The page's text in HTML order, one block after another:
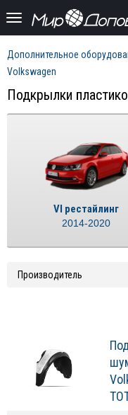
Дополнительное
Volkswagen
Подкрылки
VI рестайлинг
2014-2020